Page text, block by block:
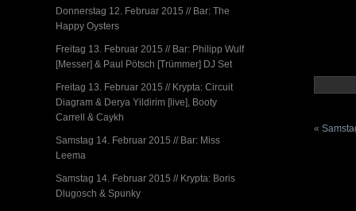
Donnerstag 12. Februar 2015 // Bar: The
Happy Oysters
Freitag 13. Februar 2015 // Bar: Philipp Wulf
[Messer] & Paul Pötsch [Trümmer] DJ Set
Freitag 13. Februar 2015 // Krypta: Circuit
Diagram & Derya Yildirim [live], Booty
Carrell & Caykh
Samstag 14. Februar 2015 // Bar: Miss
Leema
Samstag 14. Februar 2015 // Krypta: Boris
Dlugosch & Spunky
«